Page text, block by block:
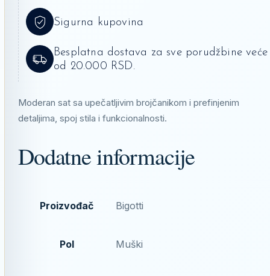
Sigurna kupovina
Besplatna dostava za sve porudžbine veće
od 20.000 RSD.
Moderan sat sa upečatljivim brojčanikom i prefinjenim
detaljima, spoj stila i funkcionalnosti.
Dodatne informacije
Proizvođač Bigotti
Pol Muški